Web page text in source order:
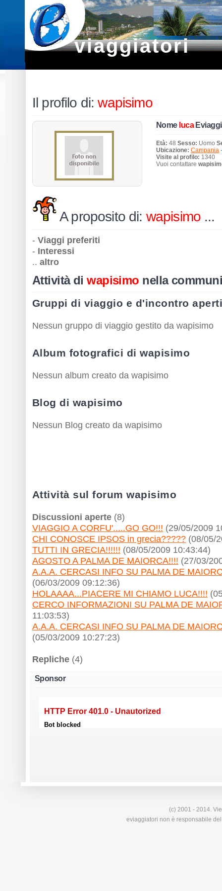
viaggiatori
Il profilo di:wapisimo
Nome luca
Età: 48 Sesso: Uomo
Ubicazione: Campania
Visite al profilo: 1340
Vuoi contattare
A proposito di: wapisimo ...
- Viaggi preferiti
- Interessi
.. altro
Attività di wapisimo nella
Gruppi di viaggio e d'incontro
Nessun gruppo di viaggio gestito da wapisimo
Album fotografici di wapisimo
Nessun album creato da wapisimo
Blog di wapisimo
Nessun Blog creato da wapisimo
Attività sul forum wapisimo
Discussioni aperte (8)
VIAGGIO A CORFU'.....GO GO!!! (29/05/2009
CHI CONOSCE IPSOS in grecia????? (08/05/
TUTTI IN GRECIA!!!!!! (08/05/2009 10:43:44)
AGOSTO A PALMA DE MAIORCA!!!! (27/03/
A.A.A. CERCASI INFO SU PALMA DE
(06/03/2009 09:12:36)
HOLAAAA...PIACERE MI CHIAMO LUCA!!!!
CERCO INFORMAZIONI SU PALMA DE
11:03:53)
A.A.A. CERCASI INFO SU PALMA DE
(05/03/2009 10:27:23)
Repliche (4)
Sponsor
(c) 2001 - 2014.
eviaggiatori non è responsabile